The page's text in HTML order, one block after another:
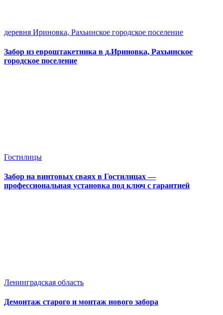
деревня Ириновка, Рахьинское городское поселение
Забор из евроштакетника в д.Ириновка, Рахьинское
городское поселение
Гостилицы
Забор на винтовых сваях в Гостилицах —
профессиональная установка под ключ с гарантией
Ленинградская область
Демонтаж старого и монтаж нового забора